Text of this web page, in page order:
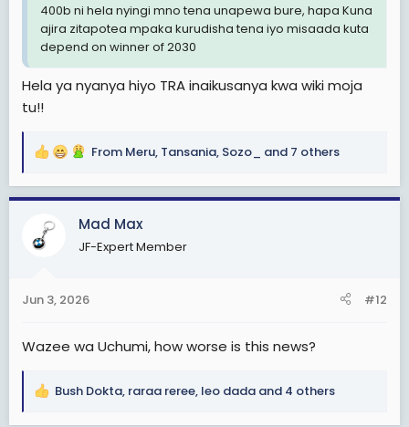
400b ni hela nyingi mno tena unapewa bure, hapa Kuna
ajira zitapotea mpaka kurudisha tena iyo misaada kuta
depend on winner of 2030
Hela ya nyanya hiyo TRA inaikusanya kwa wiki moja
tu!!
R
a
i
s
From Meru, Tansania, Sozo_ and 7 others
Mad Max
JF-Expert Member
Jun 3, 2026 #12
Wazee wa Uchumi, how worse is this news?
R
Bush Dokta, raraa reree, leo dada and 4 others